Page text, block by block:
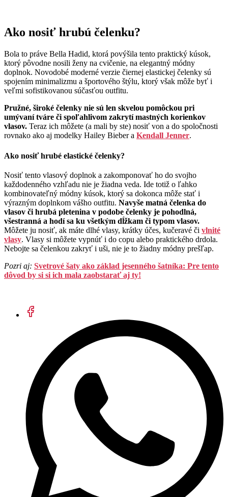
Ako nosiť hrubú čelenku?
Bola to práve Bella Hadid, ktorá povýšila tento praktický kúsok,
ktorý pôvodne nosili ženy na cvičenie, na elegantný módny
doplnok. Novodobé moderné verzie čiernej elastickej čelenky sú
spojením minimalizmu a športového štýlu, ktorý však môže byť i
veľmi sofistikovanou súčasťou outfitu.
Pružné, široké čelenky nie sú len skvelou pomôckou pri
umývaní tváre či spoľahlivom zakrytí mastných korienkov
vlasov. Teraz ich môžete (a mali by ste) nosiť von a do spoločnosti
rovnako ako aj modelky Hailey Bieber a Kendall Jenner.
Ako nosiť hrubé elastické čelenky?
Nosiť tento vlasový doplnok a zakomponovať ho do svojho
každodenného vzhľadu nie je žiadna veda. Ide totiž o ľahko
kombinovateľný módny kúsok, ktorý sa dokonca môže stať i
výrazným doplnkom vášho outfitu. Navyše matná čelenka do
vlasov či hrubá pletenina v podobe čelenky je pohodlná,
všestranná a hodí sa ku všetkým dĺžkam či typom vlasov.
Môžete ju nosiť, ak máte dlhé vlasy, krátky účes, kučeravé či vlnité
vlasy. Vlasy si môžete vypnúť i do copu alebo praktického drdola.
Nebojte sa čelenkou zakryť i uši, nie je to žiadny módny prešľap.
Pozri aj: Svetrové šaty ako základ jesenného šatníka: Pre tento
dôvod by si si ich mala zaobstarať aj ty!